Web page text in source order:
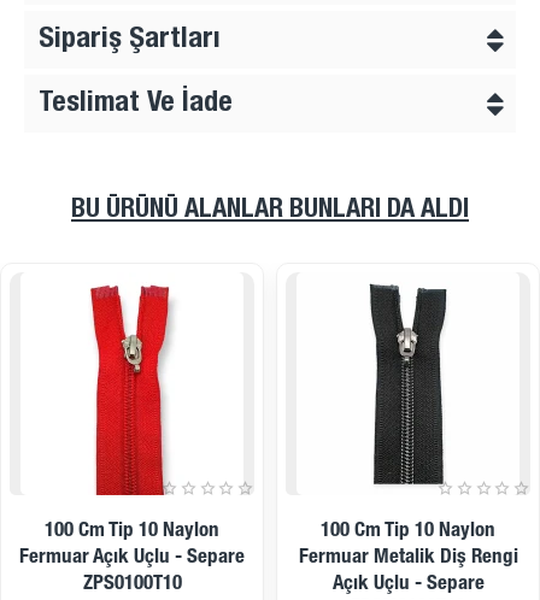
Sipariş Şartları
Teslimat Ve İade
BU ÜRÜNÜ ALANLAR BUNLARI DA ALDI
12 Cm Tip 10 Naylon
Fermuar Metalik Diş Rengi
Kapalı Uçlu - Dipli
120 Cm T5 Naylon Ters
Ferace Ve Pardösü Fermuarı
– Siyah 322 EZP00120S